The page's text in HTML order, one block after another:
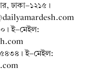
ঢাকা-১২১৫।
ই-মেইল:
। ই-মেইল: